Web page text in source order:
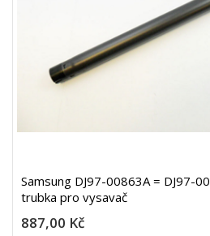
Samsung DJ97-00863A = DJ97-
trubka pro vysavač
887,00 Kč